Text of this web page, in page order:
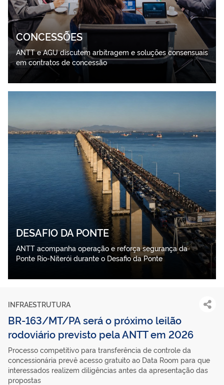
CONCESSÕES
ANTT e AGU discutem arbitragem e soluções consensuais
em contratos de concessão
DESAFIO DA PONTE
ANTT acompanha operação e reforça segurança da
Ponte Rio-Niterói durante o Desafio da Ponte
INFRAESTRUTURA
BR-163/MT/PA será o próximo leilão
rodoviário previsto pela ANTT em 2026
Processo competitivo para transferência de controle da
concessionária prevê acesso gratuito ao Data Room para que
interessados realizem diligências antes da apresentação das
propostas